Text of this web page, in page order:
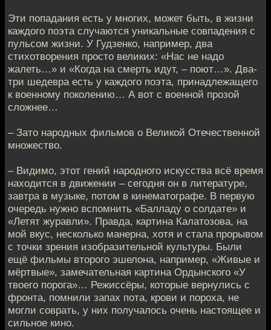
Эти попадания есть у многих, может быть, в жизни
каждого поэта случаются уникальные совпадения с
пульсом жизни. У Гудзенко, например, два
стихотворения просто великих: «Нас не надо
жалеть…» и «Когда на смерть идут, – поют…». Два-
три шедевра есть у каждого поэта, принадлежащего
к военному поколению… А вот с военной прозой
сложнее…
– Зато народных фильмов о Великой Отечественной
множество.
– Видимо, этот гений народного искусства всё время
находится в движении – сегодня он в литературе,
завтра в музыке, потом в кинематографе. В первую
очередь нужно вспомнить «Балладу о солдате» и
«Летят журавли». Правда, картина Калатозова, на
мой вкус, несколько манерна, хотя и стала прорывом
с точки зрения изобразительной культуры. Были
ещё фильмы второго эшелона, например, «Живые и
мёртвые», замечательная картина Ордынского «У
твоего порога»… Режиссёры, которые вернулись с
фронта, помнили запах пота, крови и пороха, не
могли соврать, у них получалось очень настоящее и
сильное кино.